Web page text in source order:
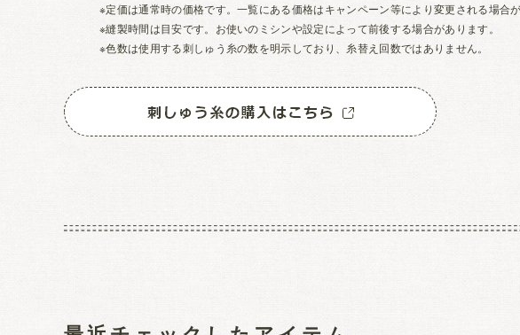
※定価は通常時の価格です。一覧にある価格はキャンペーン等により変更される場合が
※縫製時間は目安です。お使いのミシンや設定によって前後する場合があります。
※色数は使用する刺しゅう糸の数を明示しており、糸替え回数ではありません。